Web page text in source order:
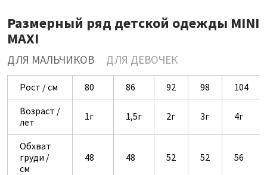
Размерный ряд детской одежды MINI
MAXI
ДЛЯ МАЛЬЧИКОВ ДЛЯ ДЕВОЧЕК
Рост / см 80 86 92 98
104
Возраст /
лет
1г 1,5г 2г 3г 4г
Обхват
груди /
см
48 48 52 52 56